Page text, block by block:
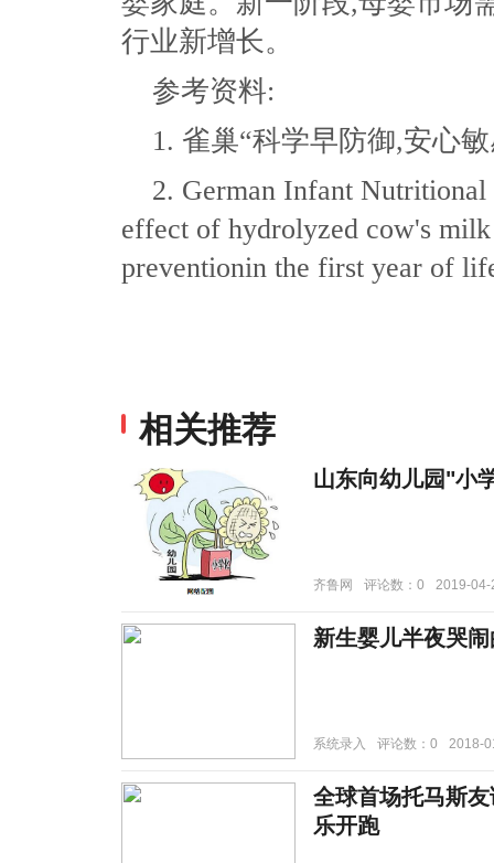
行业新增长。
参考资料:
1. 雀巢“科学早防御,安心
2. German Infant
effect of hydrolyzed cow's
preventionin the first year of
相关推荐
山东向幼儿园"小
齐鲁网 评论数：0 2019-04-
新生婴儿半夜哭
系统录入 评论数：0 2018-
全球首场托马斯
乐开跑